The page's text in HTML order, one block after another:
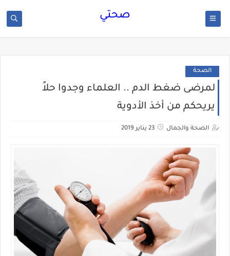
صحتي
الصحة
لمرضى ضغط الدم .. العلماء وجدوا حلاً
يريحكم من أخذ الأدوية
الصحة والجمال 23 يناير 2019